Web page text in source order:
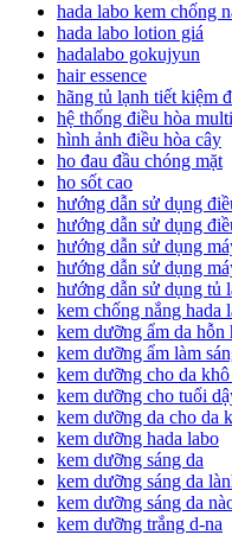
hada labo kem chống
hada labo lotion giá
hadalabo gokujyun
hair essence
hãng tủ lạnh tiết kiệm
hệ thống điều hòa multi
hình ảnh điều hòa cây
ho đau đầu chóng mặt
ho sốt cao
hướng dẫn sử dụng
hướng dẫn sử dụng
hướng dẫn sử dụng
hướng dẫn sử dụng
hướng dẫn sử dụng tủ
kem chống nắng hada
kem dưỡng ẩm da hỗn
kem dưỡng ẩm làm
kem dưỡng cho da
kem dưỡng cho tuổi
kem dưỡng da cho da
kem dưỡng hada labo
kem dưỡng sáng da
kem dưỡng sáng da
kem dưỡng sáng da
kem dưỡng trắng d-na